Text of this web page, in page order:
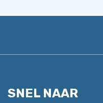
optie
worden
SNEL NAAR